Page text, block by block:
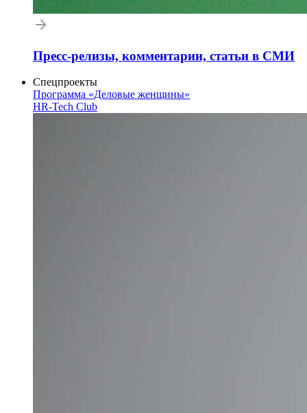
Пресс-релизы, комментарии, статьи в СМИ
Спецпроекты
Программа «Деловые женщины»
HR-Tech Club